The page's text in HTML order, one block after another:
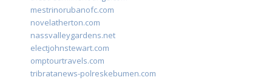
mestrinorubanofc.com
novelatherton.com
nassvalleygardens.net
electjohnstewart.com
omptourtravels.com
tribratanews-polreskebumen.com